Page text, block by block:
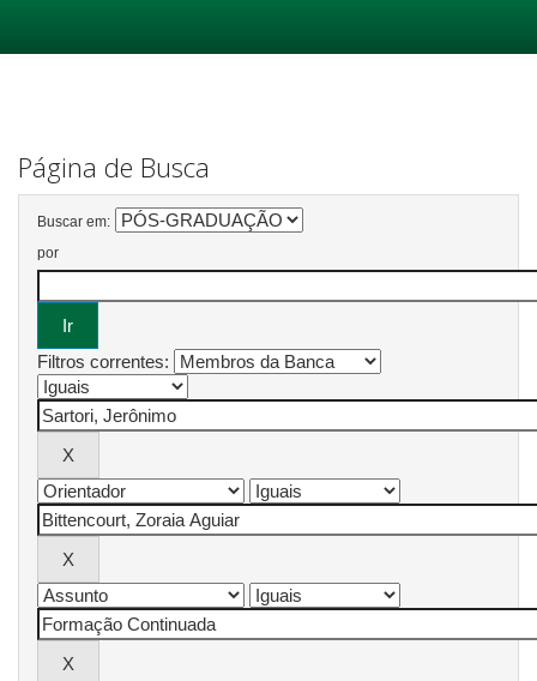
Página de Busca
Buscar em:
por
Filtros correntes: